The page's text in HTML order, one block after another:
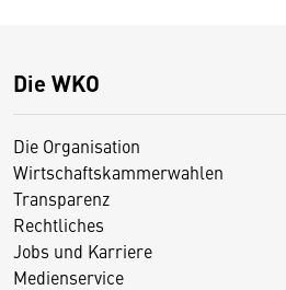
Die WKO
Die Organisation
Wirtschaftskammerwahlen
Transparenz
Rechtliches
Jobs und Karriere
Medienservice